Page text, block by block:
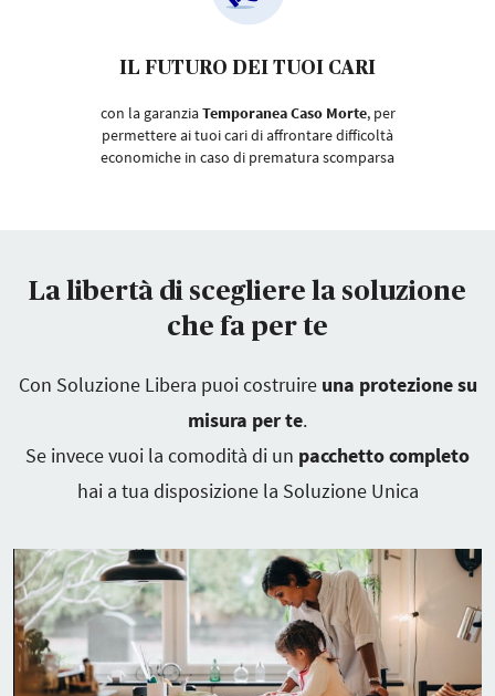
IL FUTURO DEI TUOI CARI
con la garanziaTemporanea Caso Morte, per
permettere ai tuoi cari di affrontare difficoltà
economiche in caso di prematura scomparsa
La libertà di scegliere la soluzione
che fa per te
Con Soluzione Libera puoi costruire una protezione su
misura per te.
Se invece vuoi la comodità di un pacchetto completo
hai a tua disposizione la Soluzione Unica